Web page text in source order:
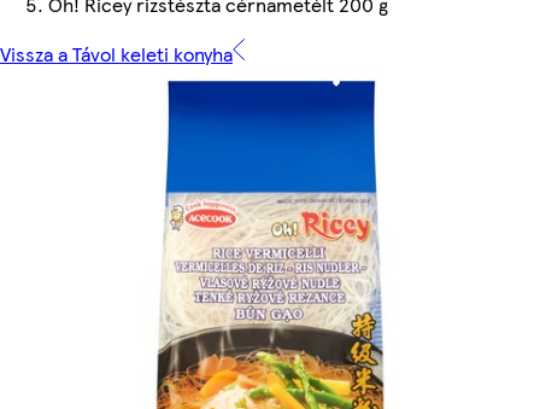
Vissza a Távol keleti konyha